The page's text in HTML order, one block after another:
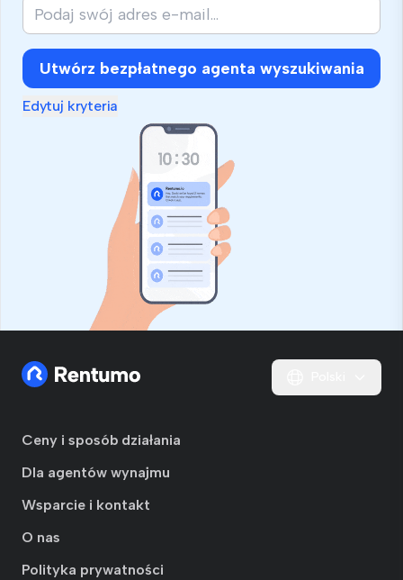
Utwórz bezpłatnego agenta wyszukiwania
Edytuj kryteria
Ceny i sposób działania
Dla agentów wynajmu
Wsparcie i kontakt
O nas
Polityka prywatności